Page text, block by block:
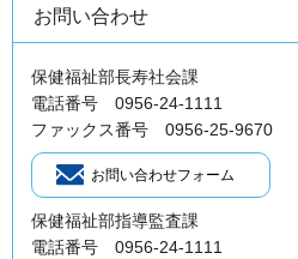
お問い合わせ
保健福祉部長寿社会課
電話番号 0956-24-1111
ファックス番号 0956-25-9670
保健福祉部指導監査課
電話番号 0956-24-1111